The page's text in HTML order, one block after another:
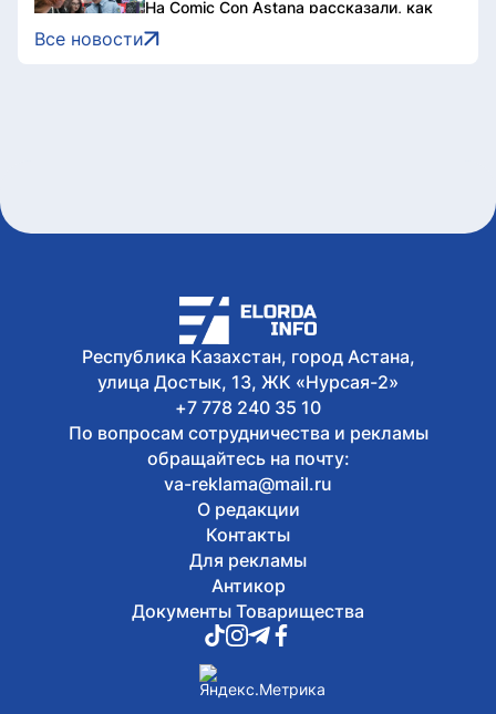
На Comic Con Astana рассказали, как
не стать жертвой мошенников
Сегодня, 10:09
что остается за кадром строительства
социальных объектов
Сегодня, 08:40
Казахстанец завоевал серебро этапа
Кубка Азии по триатлону
Все новости
Республика Казахстан, город Астана,
улица Достык, 13, ЖК «Нурсая-2»
+7 778 240 35 10
По вопросам сотрудничества и рекламы
обращайтесь на почту:
va-reklama@mail.ru
О редакции
Контакты
Для рекламы
Антикор
Документы Товарищества